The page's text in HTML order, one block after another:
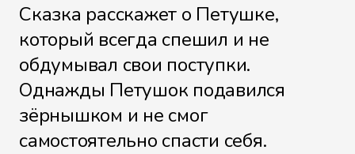
Сказка расскажет о Петушке,
который всегда спешил и не
обдумывал свои поступки.
Однажды Петушок подавился
зёрнышком и не смог
самостоятельно спасти себя.